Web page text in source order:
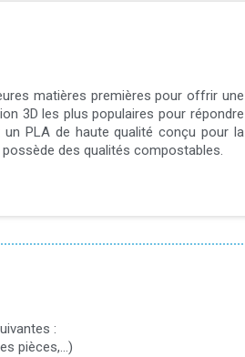
matières premières pour offrir une
3D les plus populaires pour répondre
PLA de haute qualité conçu pour la
des qualités compostables.
:
pièces,...)